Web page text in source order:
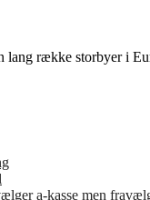
lang række storbyer i
a-kasse men